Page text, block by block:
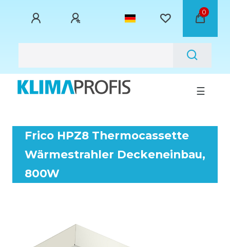
0
☰
Frico HPZ8 Thermocassette
Wärmestrahler Deckeneinbau,
800W